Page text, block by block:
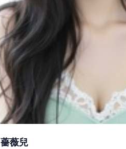
薔薇兒